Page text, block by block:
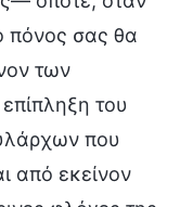
πόνος σας θα
των
του
που
από εκείνον